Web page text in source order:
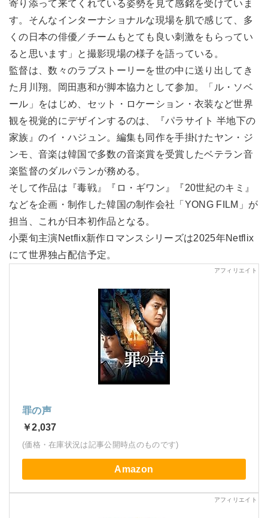
寄り添って来てくれている姿勢を見て感銘を受けていま
す。そんなインターナショナルな現場を肌で感じて、多
くの日本の俳優／チームもとても良い刺激をもらってい
ると思います」と撮影現場の様子を語っている。
監督は、数々のラブストーリーを世の中に送り出してき
た月川翔。岡田惠和が脚本協力として参加。「ル・ソベ
ール」をはじめ、セット・ロケーション・衣装など世界
観を視覚的にデザインするのは、『パラサイト 半地下の
家族』のイ・ハジュン。編集も同作を手掛けたヤン・ジ
ンモ、音楽は韓国で多数の音楽賞を受賞したベテラン音
楽監督のダルパランが務める。
そして作品は『毒戦』『ロ・ギワン』『20世紀のキミ』
などを企画・制作した韓国の制作会社「YONG FILM」が
担当、これが日本初作品となる。
小栗旬主演Netflix新作ロマンスシリーズは2025年Netflix
にて世界独占配信予定。
罪の声
￥2,037
(価格・在庫状況は記事公開時点のものです)
Amazon